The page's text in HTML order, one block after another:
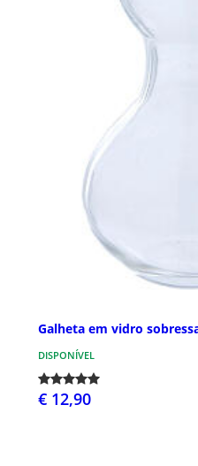
Galheta em vidro
DISPONÍVEL
€ 12,90